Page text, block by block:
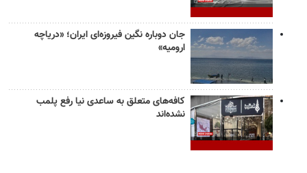
جان دوباره نگین فیروزه‌ای ایران؛ «دریاچه
ارومیه»
کافه‌های متعلق به ساعدی نیا رفع پلمب
نشده‌اند